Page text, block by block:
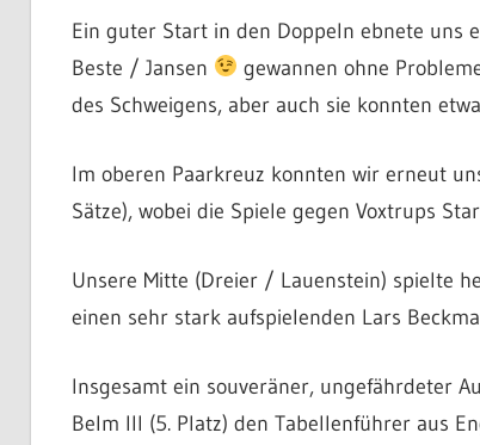
Ein guter Start in den Doppeln ebnete uns
Beste / Jansen
gewannen ohne
des Schweigens, aber auch sie konnten
Im oberen Paarkreuz konnten wir erneut
Sätze), wobei die Spiele gegen Voxtrups
Unsere Mitte (Dreier / Lauenstein) spielte
einen sehr stark aufspielenden Lars
Insgesamt ein souveräner, ungefährdeter
Belm III (5. Platz) den Tabellenführer aus